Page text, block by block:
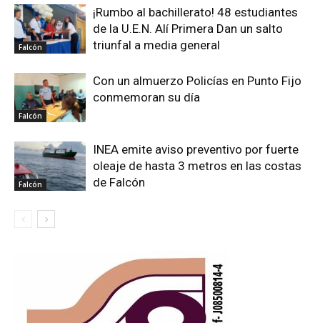
Falcón
¡Rumbo al bachillerato! 48 estudiantes
de la U.E.N. Alí Primera Dan un salto
triunfal a media general
Falcón
Con un almuerzo Policías en Punto Fijo
conmemoran su día
Falcón
INEA emite aviso preventivo por fuerte
oleaje de hasta 3 metros en las costas
de Falcón